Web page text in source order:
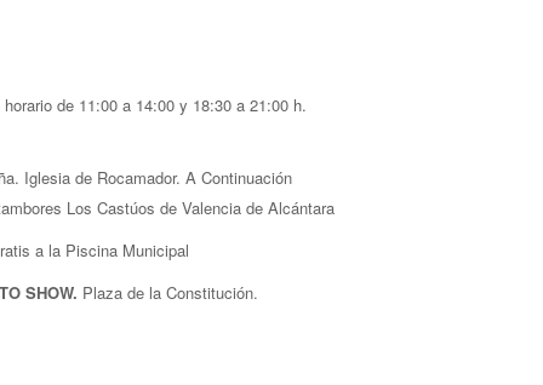
de 11:00 a 14:00 y 18:30 a 21:00 h.
Iglesia de Rocamador. A Continuación
Los Castúos de Valencia de Alcántara
a la Piscina Municipal
SHOW. Plaza de la Constitución.